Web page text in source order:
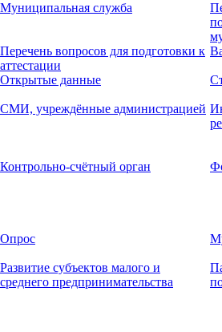
Муниципальная служба
Перечень вопросов для подготовки к
аттестации
Открытые данные
СМИ, учреждённые администрацией
Контрольно-счётный орган
Опрос
Развитие субъектов малого и
среднего предпринимательства